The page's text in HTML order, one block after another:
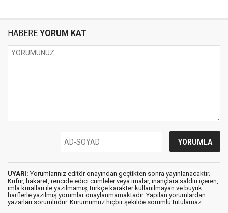
HABERE YORUM KAT
UYARI: Yorumlarınız editör onayından geçtikten sonra yayınlanacaktır.
Küfür, hakaret, rencide edici cümleler veya imalar, inançlara saldırı içeren,
imla kuralları ile yazılmamış,Türkçe karakter kullanılmayan ve büyük
harflerle yazılmış yorumlar onaylanmamaktadır. Yapılan yorumlardan
yazarları sorumludur. Kurumumuz hiçbir şekilde sorumlu tutulamaz.